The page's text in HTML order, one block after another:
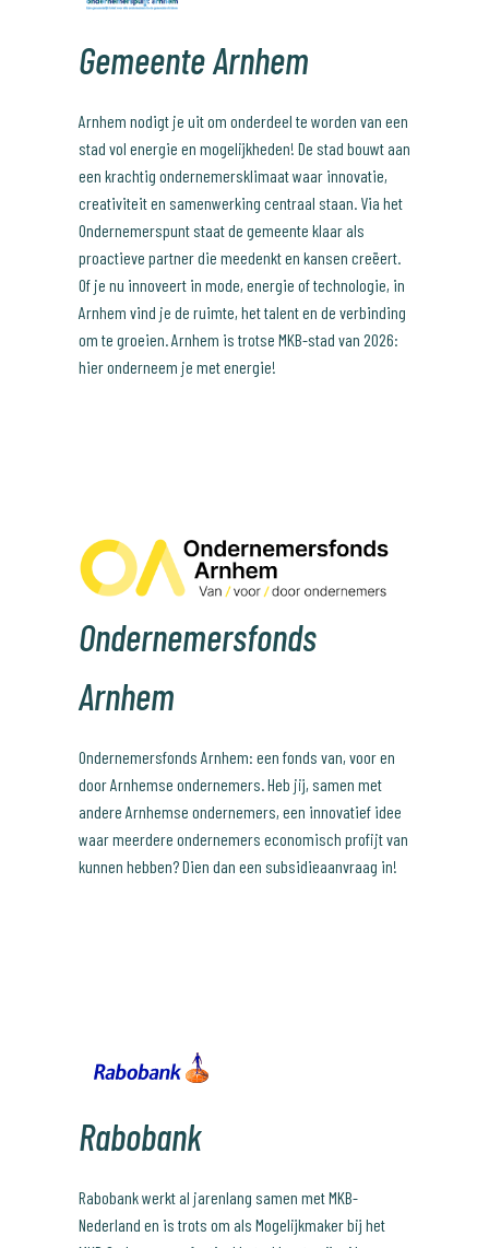
Gemeente Arnhem
Arnhem nodigt je uit om onderdeel te worden van een
stad vol energie en mogelijkheden! De stad bouwt aan
een krachtig ondernemersklimaat waar innovatie,
creativiteit en samenwerking centraal staan. Via het
Ondernemerspunt staat de gemeente klaar als
proactieve partner die meedenkt en kansen creëert.
Of je nu innoveert in mode, energie of technologie, in
Arnhem vind je de ruimte, het talent en de verbinding
om te groeien. Arnhem is trotse MKB-stad van 2026:
hier onderneem je met energie!
Ondernemersfonds
Arnhem
Ondernemersfonds Arnhem: een fonds van, voor en
door Arnhemse ondernemers. Heb jij, samen met
andere Arnhemse ondernemers, een innovatief idee
waar meerdere ondernemers economisch profijt van
kunnen hebben? Dien dan een subsidieaanvraag in!
Rabobank
Rabobank werkt al jarenlang samen met MKB-
Nederland en is trots om als Mogelijkmaker bij het